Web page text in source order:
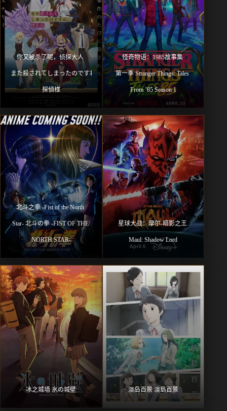
你又被杀了呢，侦探大人
また殺されてしまったのですね、
探偵様
怪奇物语：1985故事集
第一季 Stranger Things: Tales
From ’85 Season 1
北⽃之拳 -Fist of the North
Star- 北斗の拳 -FIST OF THE
NORTH STAR-
星球大战：摩尔-暗影之王
Maul: Shadow Lord
冰之城墙 氷の城壁 淡岛百景 淡島百景